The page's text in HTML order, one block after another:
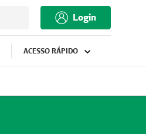
Login
ACESSO RÁPIDO